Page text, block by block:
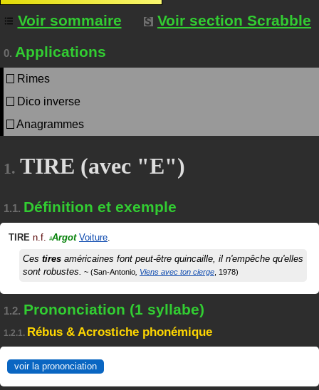
Voir sommaire
Voir section Scrabble
0. Applications
Rimes
Dico inverse
Anagrammes
1. TIRE (avec "E")
1.1. Définition et exemple
TIRE n.f. #Argot Voiture.
Ces tires américaines font peut-être quincaille, il n'empêche qu'elles
sont robustes.
San-Antonio Viens avec ton cierge 1978
1.2. Prononciation (1 syllabe)
1.2.1. Rébus & Acrostiche phonémique
voir la prononciation